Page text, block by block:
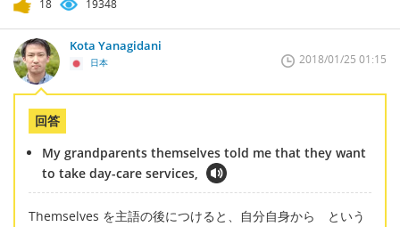
18 19348
Kota Yanagidani
日本 2018/01/25 01:15
回答
My grandparents themselves told me that they want
to take day-care services,
Themselves を主語の後につけると、自分自身から という